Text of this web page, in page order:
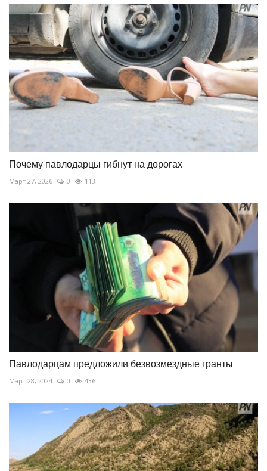
Почему павлодарцы гибнут на дорогах
Март 27, 2026 0 113
Павлодарцам предложили безвозмездные гранты
Март 28, 2024 0 436